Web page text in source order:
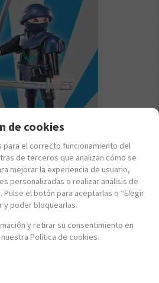
SORPRESA SERIE 5 NIÑOS
4,95
de cookies
el correcto funcionamiento del
de terceros que analizan cómo se
mejorar la experiencia de usuario,
personalizadas o realizar análisis de
Pulse el botón para aceptarlas o “Elegir
y poder bloquearlas.
y retirar su consentimiento en
Política de cookies.